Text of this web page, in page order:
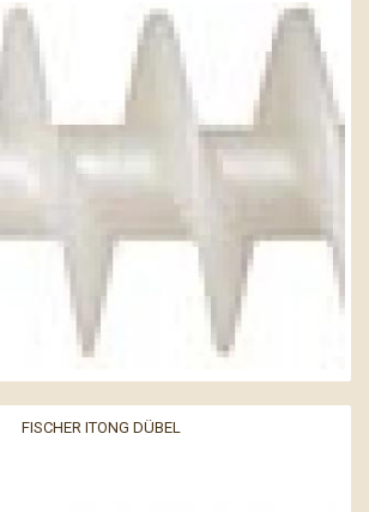
FISCHER ITONG DÜBEL